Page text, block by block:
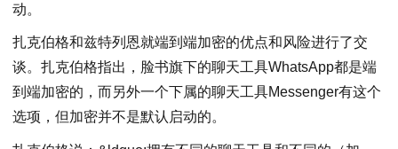
动。
扎克伯格和兹特列恩就端到端加密的优点和风险进行了交
谈。扎克伯格指出，脸书旗下的聊天工具WhatsApp都是端
到端加密的，而另外一个下属的聊天工具Messenger有这个
选项，但加密并不是默认启动的。